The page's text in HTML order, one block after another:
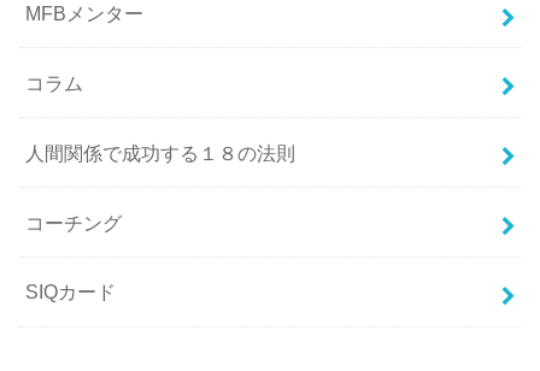
MFBメンター
コラム
人間関係で成功する１８の法則
コーチング
SIQカード